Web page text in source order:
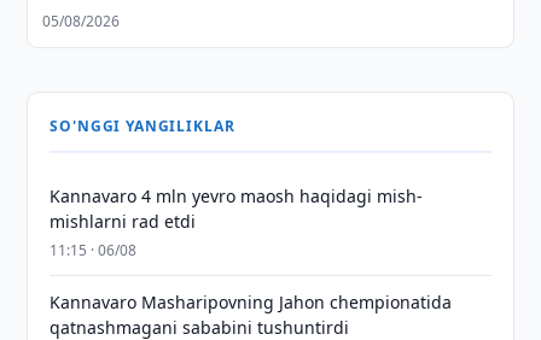
05/08/2026
SO'NGGI YANGILIKLAR
Kannavaro 4 mln yevro maosh haqidagi mish-
mishlarni rad etdi
11:15 · 06/08
Kannavaro Masharipovning Jahon chempionatida
qatnashmagani sababini tushuntirdi